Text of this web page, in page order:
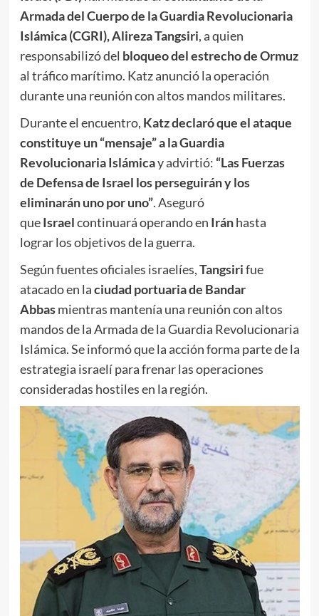
Armada del Cuerpo de la Guardia Revolucionaria
Islámica (CGRI), Alireza Tangsiri, a quien
responsabilizó del bloqueo del estrecho de Ormuz
al tráfico marítimo. Katz anunció la operación
durante una reunión con altos mandos militares.
Durante el encuentro, Katz declaró que el ataque
constituye un “mensaje” a la Guardia
Revolucionaria Islámicay advirtió: “Las Fuerzas
de Defensa de Israel los perseguirán y los
eliminarán uno por uno”. Aseguró
queIsraelcontinuará operando en Iránhasta
lograr los objetivos de la guerra.
Según fuentes oficiales israelíes,Tangsirifue
atacado en laciudad portuaria de Bandar
Abbasmientras mantenía una reunión con altos
mandos de la Armada de la Guardia Revolucionaria
Islámica. Se informó que la acción forma parte de la
estrategia israelí para frenar las operaciones
consideradas hostiles en la región.